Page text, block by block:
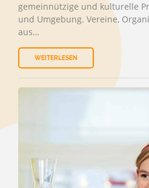
gemeinnützige und kulturelle
und Umgebung. Vereine,
aus…
WEITERLESEN